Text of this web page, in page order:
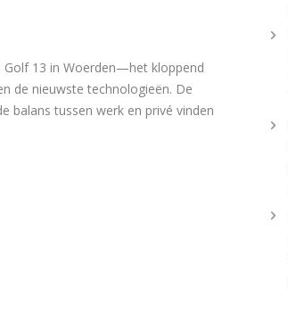
Golf 13 in Woerden—het kloppend
de nieuwste technologieën. De
balans tussen werk en privé vinden